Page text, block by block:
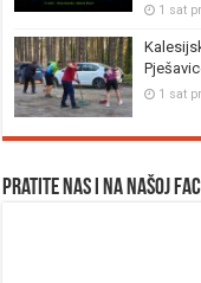
1 sat
1 sat
Pratite nas i na našoj